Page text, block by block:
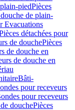
piedPièces
de plain-
Evacuations
détachées pour
de douchePièces
de douche en
de douche en
Bâti-
pour receveurs
pour receveurs
douchePièces